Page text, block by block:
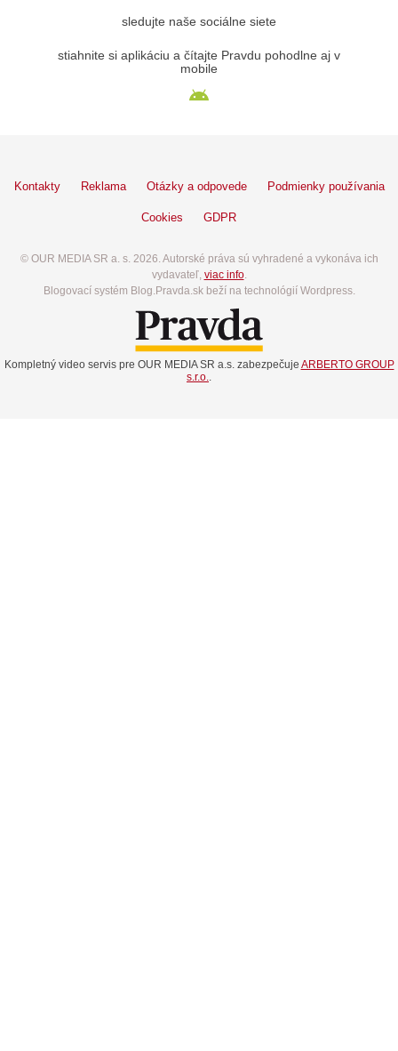
sledujte naše sociálne siete
stiahnite si aplikáciu a čítajte Pravdu pohodlne aj v
mobile
Kontakty Reklama Otázky a odpovede Podmienky používania
Cookies GDPR
© OUR MEDIA SR a. s. 2026. Autorské práva sú vyhradené a vykonáva ich
vydavateľ, viac info.
Blogovací systém Blog.Pravda.sk beží na technológií Wordpress.
Kompletný video servis pre OUR MEDIA SR a.s. zabezpečuje ARBERTO GROUP
s.r.o..